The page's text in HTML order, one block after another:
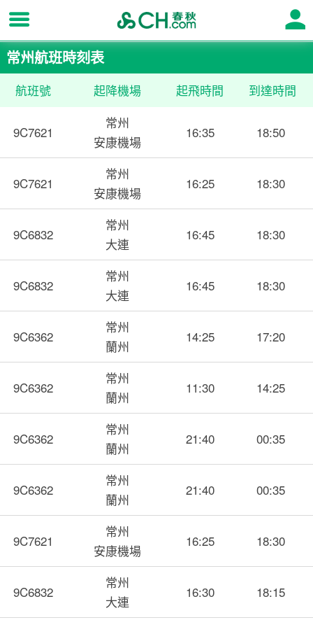
常州航班時刻表
航班號 起降機場 起飛時間 到達時間
9C7621
常州
安康機場
16:35 18:50
9C7621
常州
安康機場
16:25 18:30
9C6832
常州
大連
16:45 18:30
9C6832
常州
大連
16:45 18:30
9C6362
常州
蘭州
14:25 17:20
9C6362
常州
蘭州
11:30 14:25
9C6362
常州
蘭州
21:40 00:35
9C6362
常州
蘭州
21:40 00:35
9C7621
常州
安康機場
16:25 18:30
9C6832
常州
大連
16:30 18:15